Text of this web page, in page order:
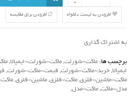
افزودن به لیست دلخواه افزودن برای مقایسه
به اشتراک گذاری
برچسب ها: ماکت-شورلت,ماکت-شورلت-ایمپالا,
ایمپالا,خرید-ماکت-شورلت, قیمت-ماکت-شورلت,
ماکت-ماشین-فلزی,ماکت-فلزی,ماشین-فلزی,
مدل-ماکت,ماکت-مدل,